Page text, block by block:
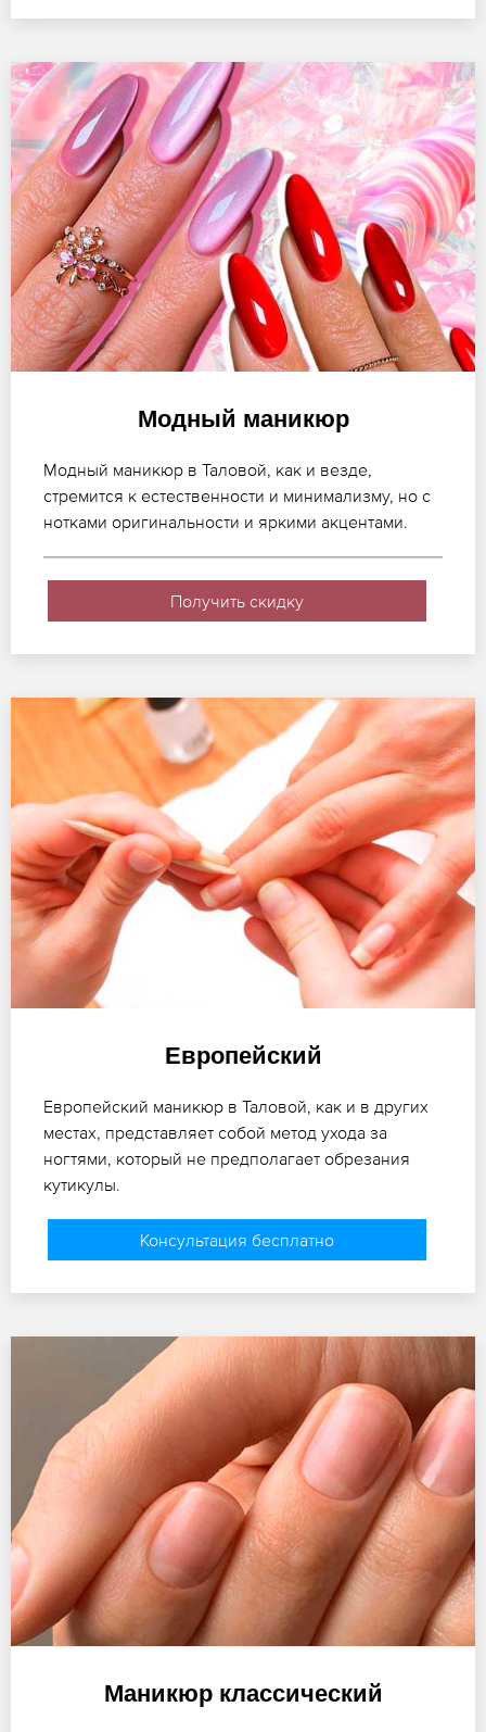
Модный маникюр
Модный маникюр в Таловой, как и везде,
стремится к естественности и минимализму, но с
нотками оригинальности и яркими акцентами.
Получить скидку
Европейский
Европейский маникюр в Таловой, как и в других
местах, представляет собой метод ухода за
ногтями, который не предполагает обрезания
кутикулы.
Консультация бесплатно
Маникюр классический